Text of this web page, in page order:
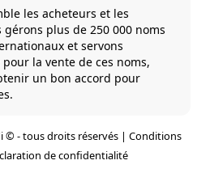
les acheteurs et les
plus de 250 000 noms
et servons
la vente de ces noms,
un bon accord pour
© - tous droits réservés | Conditions
de confidentialité